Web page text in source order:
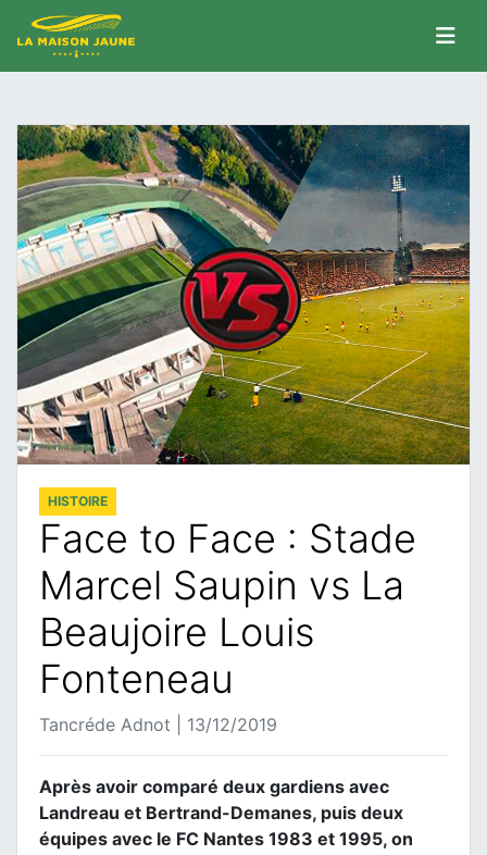
HISTOIRE
Face to Face : Stade
Marcel Saupin vs La
Beaujoire Louis
Fonteneau
Tancréde Adnot | 13/12/2019
Après avoir comparé deux gardiens avec
Landreau et Bertrand-Demanes, puis deux
équipes avec le FC Nantes 1983 et 1995, on